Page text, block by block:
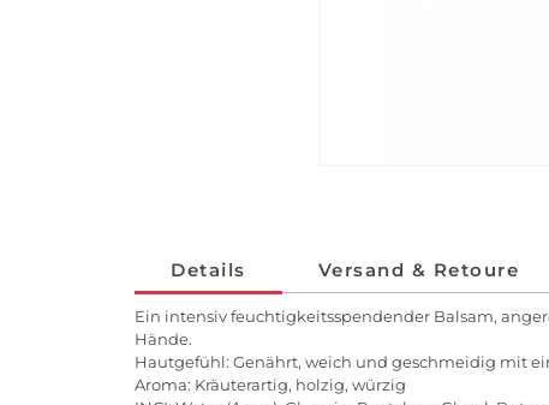
Details Versand & Retoure
Ein intensiv feuchtigkeitsspendender Balsam,
Hände.
Hautgefühl: Genährt, weich und geschmeidig mit
Aroma: Kräuterartig, holzig, würzig